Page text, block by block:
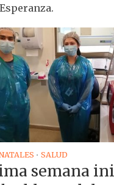
• SALUD
semana